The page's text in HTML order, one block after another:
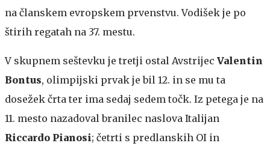
na članskem evropskem prvenstvu. Vodišek je po
štirih regatah na 37. mestu.
V skupnem seštevku je tretji ostal Avstrijec Valentin
Bontus, olimpijski prvak je bil 12. in se mu ta
dosežek črta ter ima sedaj sedem točk. Iz petega je na
11. mesto nazadoval branilec naslova Italijan
Riccardo Pianosi; četrti s predlanskih OI in